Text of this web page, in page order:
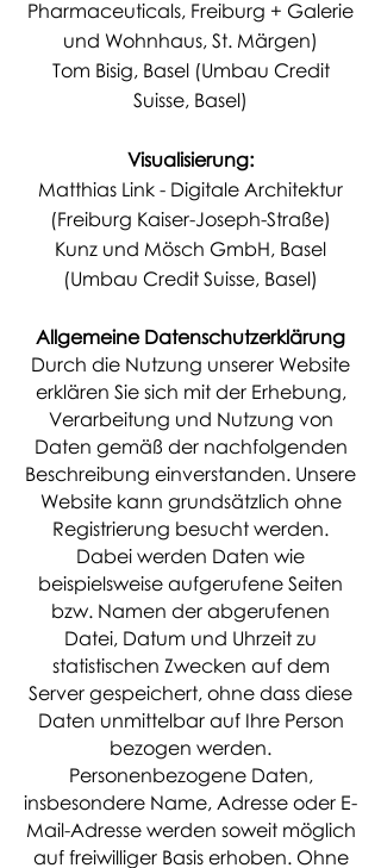
Pharmaceuticals, Freiburg + Galerie
und Wohnhaus, St. Märgen)
Tom Bisig, Basel (Umbau Credit
Suisse, Basel)
Visualisierung:
Matthias Link - Digitale Architektur
(Freiburg Kaiser-Joseph-Straße)
Kunz und Mösch GmbH, Basel
(Umbau Credit Suisse, Basel)
Allgemeine Datenschutzerklärung
Durch die Nutzung unserer Website
erklären Sie sich mit der Erhebung,
Verarbeitung und Nutzung von
Daten gemäß der nachfolgenden
Beschreibung einverstanden. Unsere
Website kann grundsätzlich ohne
Registrierung besucht werden.
Dabei werden Daten wie
beispielsweise aufgerufene Seiten
bzw. Namen der abgerufenen
Datei, Datum und Uhrzeit zu
statistischen Zwecken auf dem
Server gespeichert, ohne dass diese
Daten unmittelbar auf Ihre Person
bezogen werden.
Personenbezogene Daten,
insbesondere Name, Adresse oder E-
Mail-Adresse werden soweit möglich
auf freiwilliger Basis erhoben. Ohne